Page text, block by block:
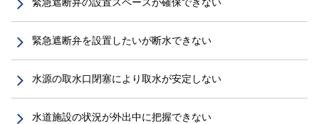
緊急遮断弁の設置スペースが確保できない
緊急遮断弁を設置したいが断水できない
水源の取水口閉塞により取水が安定しない
水道施設の状況が外出中に把握できない